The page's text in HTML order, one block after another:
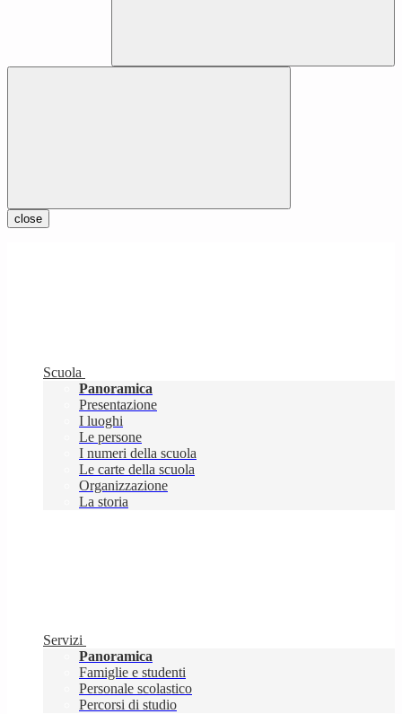
close
Scuola
Panoramica
Presentazione
I luoghi
Le persone
I numeri della scuola
Le carte della scuola
Organizzazione
La storia
Servizi
Panoramica
Famiglie e studenti
Personale scolastico
Percorsi di studio